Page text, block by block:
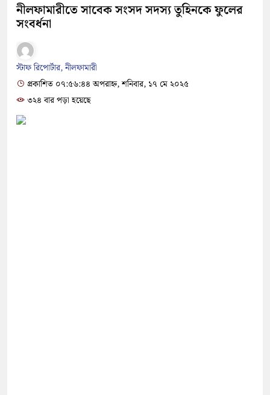
নীলফামারীতে সাবেক সংসদ সদস্য তুহিনকে ফুলের
সংবর্ধনা
স্টাফ রিপোর্টার, নীলফামারী
প্রকাশিত ০৭:৫৬:৪৪ অপরাহ্ন, শনিবার, ১৭ মে ২০২৫
৩২৪ বার পড়া হয়েছে